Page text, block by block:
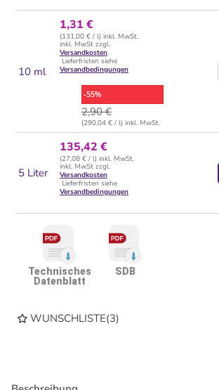
10 ml
1,31 €
(131,00 € / l) inkl. MwSt.
inkl. MwSt zzgl.
Versandkosten
Lieferfristen siehe
Versandbedingungen
-55%
2,90 €
(290,04 € / l) inkl. MwSt.
5 Liter
135,42 €
(27,08 € / l) inkl. MwSt.
inkl. MwSt zzgl.
Versandkosten
Lieferfristen siehe
Versandbedingungen
Technisches
Datenblatt
SDB
WUNSCHLISTE(3)